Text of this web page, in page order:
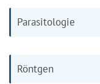
Parasitologie
Röntgen